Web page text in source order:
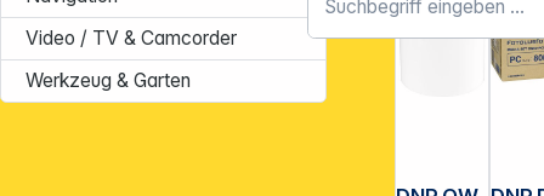
Video / TV & Camcorder
Werkzeug & Garten